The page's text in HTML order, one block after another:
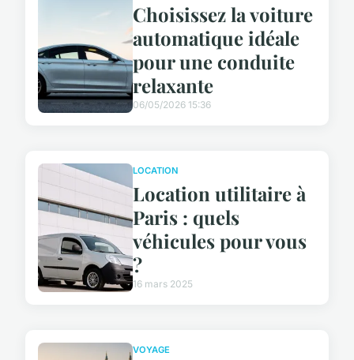
Choisissez la voiture
automatique idéale
pour une conduite
relaxante
06/05/2026 15:36
LOCATION
Location utilitaire à
Paris : quels
véhicules pour vous
?
16 mars 2025
VOYAGE